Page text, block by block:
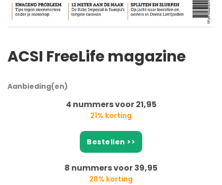
ACSI FreeLife magazine
Aanbieding(en)
4 nummers voor 21,95
21% korting
Bestellen >>
8 nummers voor 39,95
28% korting